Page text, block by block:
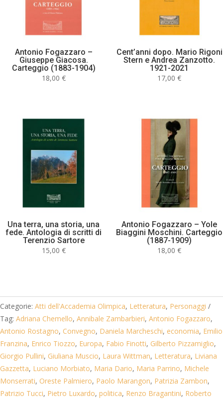
Antonio Fogazzaro –
Giuseppe Giacosa.
Carteggio (1883-1904)
18,00 €
Cent’anni dopo. Mario Rigoni
Stern e Andrea Zanzotto.
1921-2021
17,00€
Una terra, una storia, una
fede. Antologia di scritti di
Terenzio Sartore
15,00 €
Antonio Fogazzaro – Yole
Biaggini Moschini. Carteggio
(1887-1909)
18,00€
Categorie: Atti dell'Accademia Olimpica, Letteratura, Personaggi
Tag: Adriana Chemello, Annibale Zambarbieri, Antonio Fogazzaro,
Antonio Rostagno, Convegno, Daniela Marcheschi, economia, Emilio
Franzina, Enrico Tiozzo, Europa, Fabio Finotti, Gilberto Pizzamiglio,
Giorgio Pullini, Giuliana Muscio, Laura Wittman, Letteratura, Liviana
Gazzetta, Luciano Morbiato, Maria Dario, Maria Parrino, Michele
Monserrati, Oreste Palmiero, Paolo Marangon, Patrizia Zambon,
Patrizio Tucci, Pietro Luxardo, politica, Renzo Bragantini, Roberto